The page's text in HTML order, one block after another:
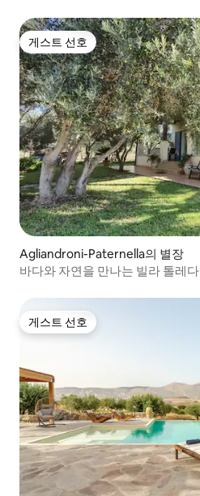
게스트 선호
게스트 선호
Agliandroni-Paternella의 별장
바다와 자연을 만나는 빌라 톨레다
게스트 선호
게스트 선호